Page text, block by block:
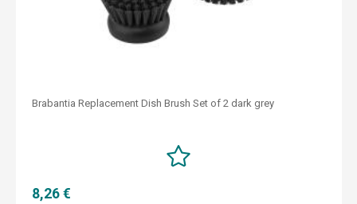
Brabantia Replacement Dish Brush Set of 2 dark grey
8,26 €